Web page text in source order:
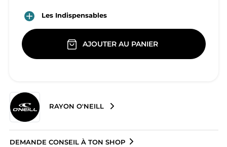
 Les Indispensables
AJOUTER AU PANIER
RAYON O'NEILL
DEMANDE CONSEIL À TON SHOP